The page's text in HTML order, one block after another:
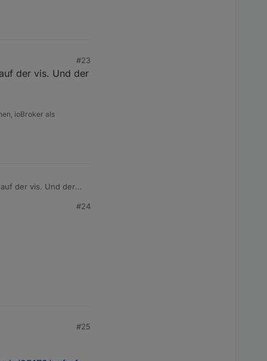
#23
der vis. Und der
ioBroker als
der vis. Und der
#24
#25